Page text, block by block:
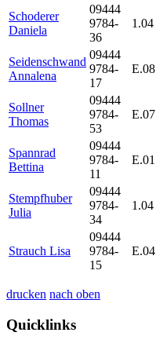
Schoderer
Daniela
09444
9784-
36
1.04
Seidenschwand
Annalena
09444
9784-
17
E.08
Sollner
Thomas
09444
9784-
53
E.07
Spannrad
Bettina
09444
9784-
11
E.01
Stempfhuber
Julia
09444
9784-
34
1.04
Strauch Lisa
09444
9784-
15
E.04
drucken nach oben
Quicklinks